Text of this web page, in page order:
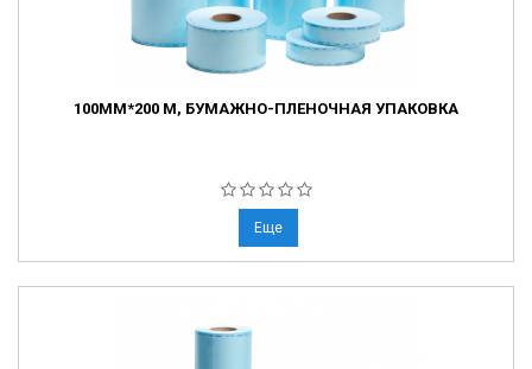
100ММ*200 М, БУМАЖНО-ПЛЕНОЧНАЯ УПАКОВКА
Еще